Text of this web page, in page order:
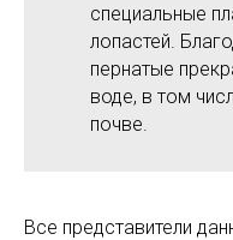
специальные
лопастей.
пернатые
воде, в том
почве.
Все представители